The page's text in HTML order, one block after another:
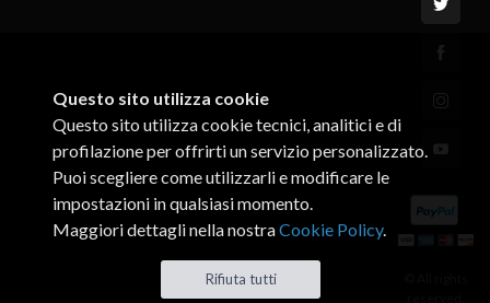
Questo sito utilizza cookie
Questo sito utilizza cookie tecnici, analitici e di
profilazione per offrirti un servizio personalizzato.
Puoi scegliere come utilizzarli e modificare le
impostazioni in qualsiasi momento.
Maggiori dettagli nella nostraCookie Policy.
Rifiuta tutti